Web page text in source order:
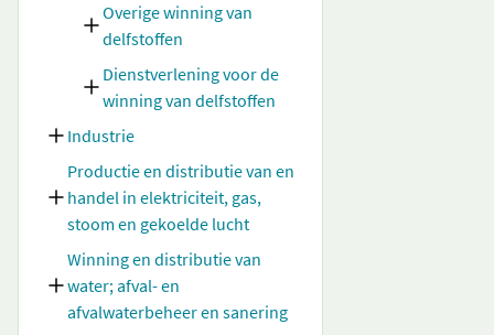
Overige winning van
delfstoffen
Dienstverlening voor de
winning van delfstoffen
Industrie
Productie en distributie van en
handel in elektriciteit, gas,
stoom en gekoelde lucht
Winning en distributie van
water; afval- en
afvalwaterbeheer en sanering